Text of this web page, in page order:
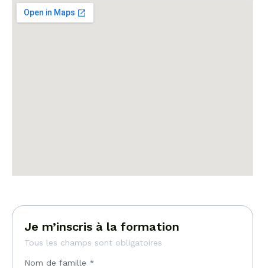
Je m’inscris à la formation
Tous les champs sont obligatoires
Nom de famille *